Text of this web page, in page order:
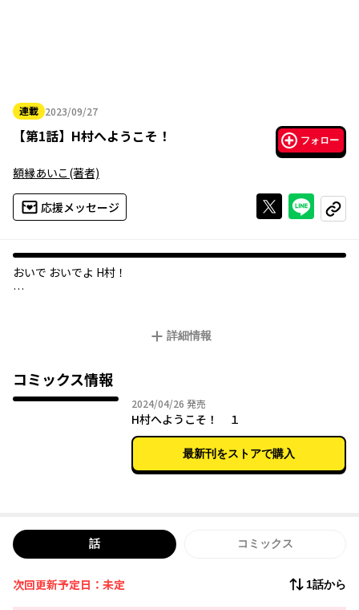
連載 2023/09/27
2023年09月27日
【第1話】 H村へようこそ！ フォロー
額縁あいこ(著者)
応援メッセージ Xで投稿する
ライン
コピー
おいで おいでよ H村！
そこで待つのは、個性豊かな村の子と、
因習ありげなH村で過ごす、とびっきりの青春！
詳細情報
コミックス情報
2024/04/26 2024年04月26日
発売
H村へようこそ！ １
最新刊をストアで購入
話 コミックス
次回更新予定日：未定 1話から